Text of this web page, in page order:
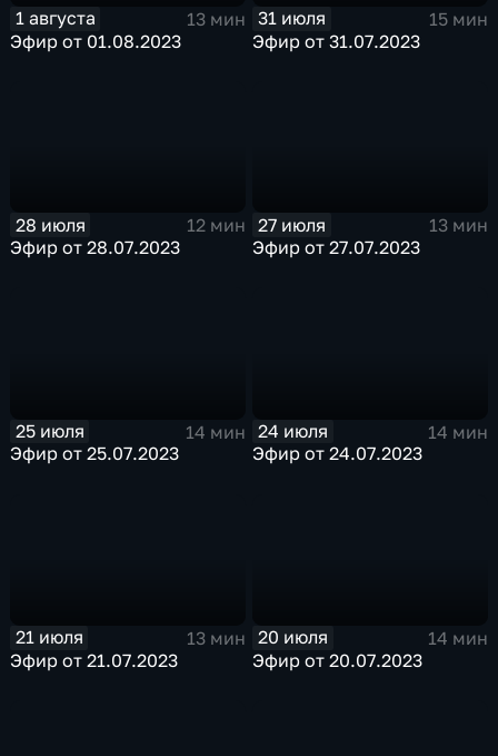
1 августа
13 мин
Эфир от 01.08.2023
31 июля
15 мин
Эфир от 31.07.2023
28 июля
12 мин
Эфир от 28.07.2023
27 июля
13 мин
Эфир от 27.07.2023
25 июля
14 мин
Эфир от 25.07.2023
24 июля
14 мин
Эфир от 24.07.2023
21 июля
13 мин
Эфир от 21.07.2023
20 июля
14 мин
Эфир от 20.07.2023